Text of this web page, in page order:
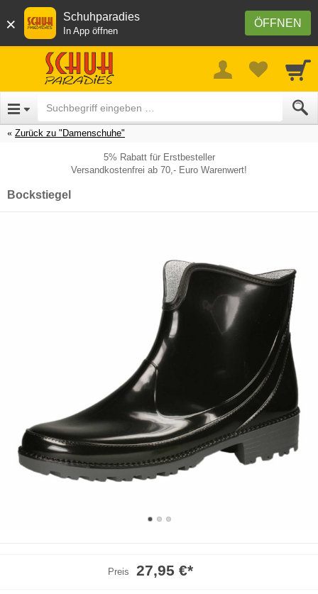
× ÖFFNEN
Schuhparadies
In App öffnen
Zurück zu "Damenschuhe"
5% Rabatt für Erstbesteller
Versandkostenfrei ab 70,- Euro Warenwert!
Bockstiegel
Preis 27,95 €*